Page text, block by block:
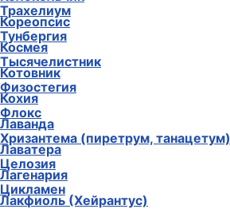
Трахелиум
Тунбергия
Тысячелистник
Физостегия
Флокс
Хризантема (пиретрум, танацетум)
Целозия
Цикламен
Кореопсис
Космея
Котовник
Кохия
Лаванда
Лаватера
Лагенария
Лакфиоль (Хейрантус)